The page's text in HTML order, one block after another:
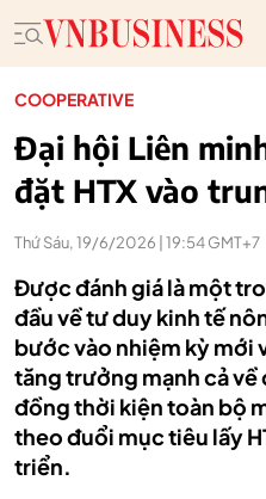
COOPERATIVE
Đại hội Liên
đặt HTX vào
Thứ Sáu, 19/6/2026 | 19:54 GMT+7
Được đánh giá là một
đầu về tư duy kinh tế
bước vào nhiệm kỳ mới
tăng trưởng mạnh cả
đồng thời kiện toàn bộ
theo đuổi mục tiêu lấy
triển.